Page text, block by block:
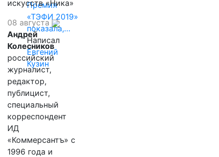
Премия
«ТЭФИ 2019»
показала,…
Написал
Евгений
Кузин
искусств «Ника»
08 августа
Андрей
Колесников
российский
журналист,
редактор,
публицист,
специальный
корреспондент
ИД
«Коммерсантъ» с
1996 года и